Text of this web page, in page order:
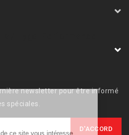
newsletter pour être informé
spéciales.